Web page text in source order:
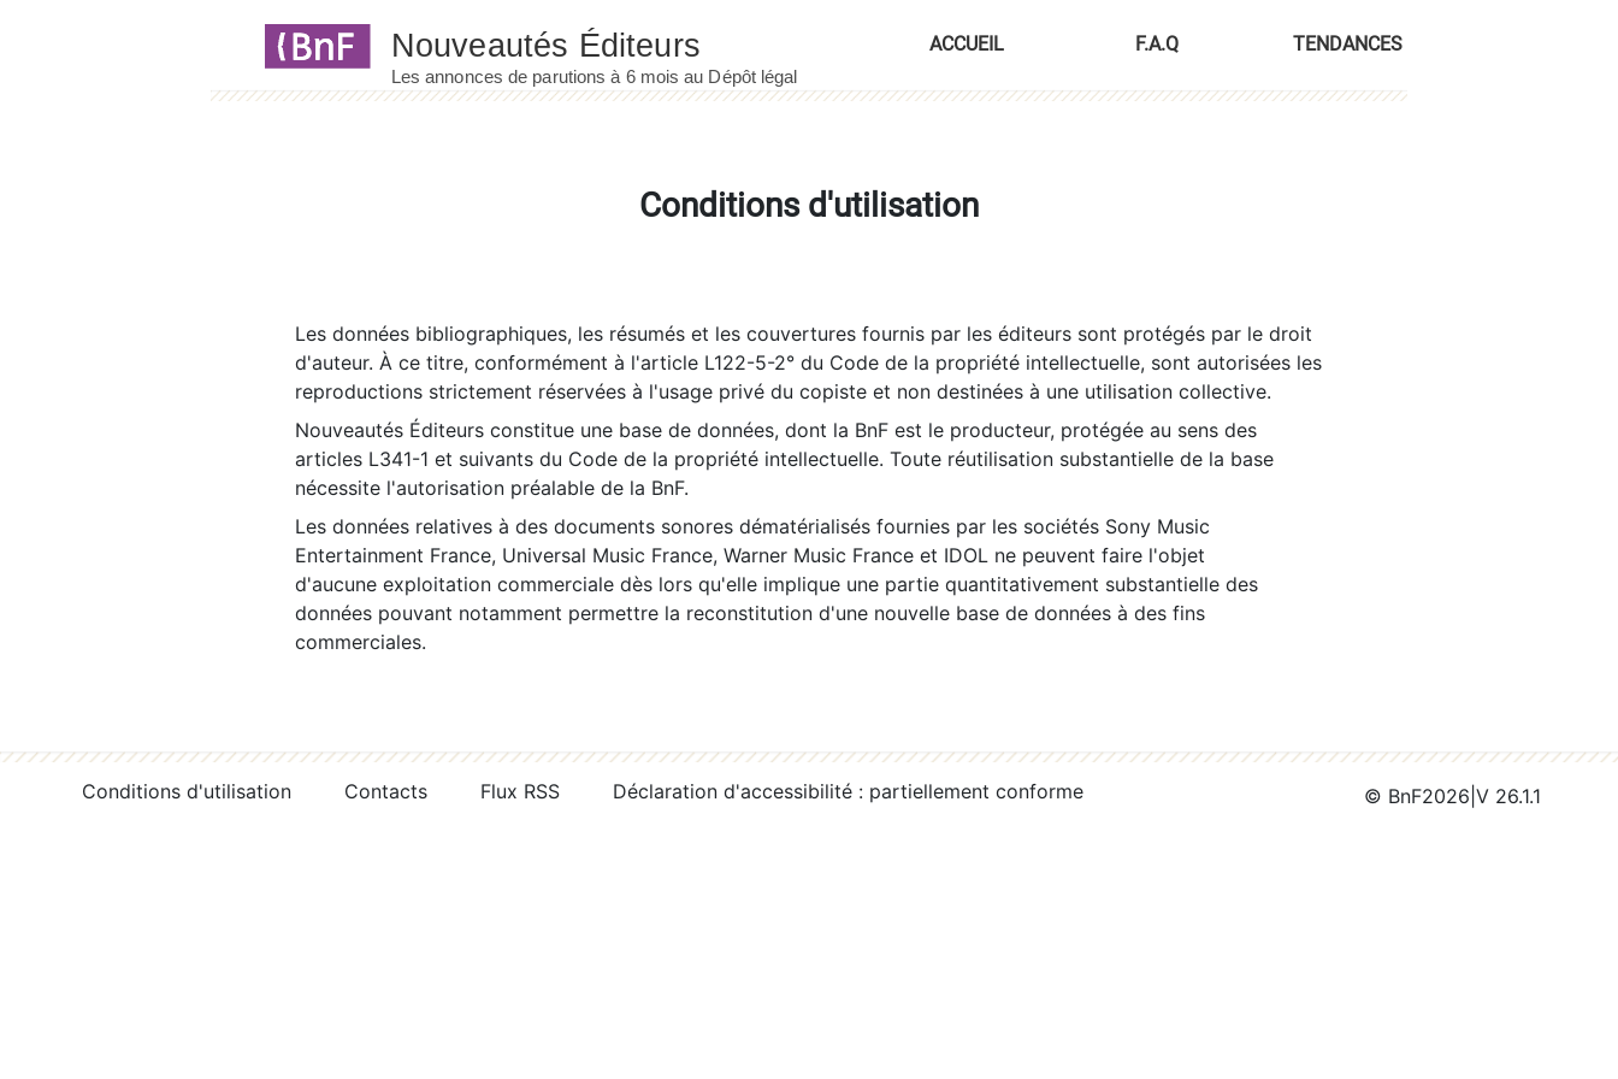
ACCUEIL F.A.Q TENDANCES
Conditions d'utilisation
Les données bibliographiques, les résumés et les couvertures fournis par les éditeurs sont protégés par le droit
d'auteur. À ce titre, conformément à l'article L122-5-2° du Code de la propriété intellectuelle, sont autorisées les
reproductions strictement réservées à l'usage privé du copiste et non destinées à une utilisation collective.
Nouveautés Éditeurs constitue une base de données, dont la BnF est le producteur, protégée au sens des
articles L341-1 et suivants du Code de la propriété intellectuelle. Toute réutilisation substantielle de la base
nécessite l'autorisation préalable de la BnF.
Les données relatives à des documents sonores dématérialisés fournies par les sociétés Sony Music
Entertainment France, Universal Music France, Warner Music France et IDOL ne peuvent faire l'objet
d'aucune exploitation commerciale dès lors qu'elle implique une partie quantitativement substantielle des
données pouvant notamment permettre la reconstitution d'une nouvelle base de données à des fins
commerciales.
Conditions d'utilisation Contacts Flux RSS Déclaration d'accessibilité : partiellement conforme © BnF2026 V 26.1.1